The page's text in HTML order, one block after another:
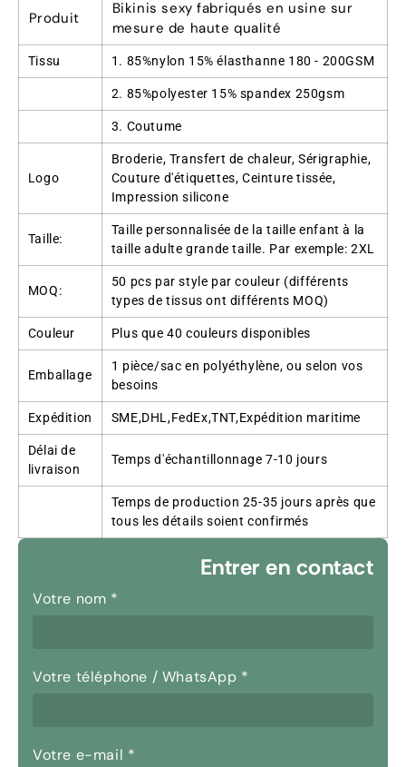
Produit
Bikinis sexy fabriqués en usine sur
mesure de haute qualité
Tissu 1. 85%nylon 15% élasthanne 180 - 200GSM
2. 85%polyester 15% spandex 250gsm
3. Coutume
Logo
Broderie, Transfert de chaleur, Sérigraphie,
Couture d'étiquettes, Ceinture tissée,
Impression silicone
Taille:
Taille personnalisée de la taille enfant à la
taille adulte grande taille. Par exemple: 2XL
MOQ:
50 pcs par style par couleur (différents
types de tissus ont différents MOQ)
Couleur Plus que 40 couleurs disponibles
Emballage
1 pièce/sac en polyéthylène, ou selon vos
besoins
Expédition SME,DHL,FedEx,TNT,Expédition maritime
Délai de
livraison
Temps d'échantillonnage 7-10 jours
Temps de production 25-35 jours après que
tous les détails soient confirmés
Entrer en contact
Votre nom *
Votre téléphone / WhatsApp *
Votre e-mail *